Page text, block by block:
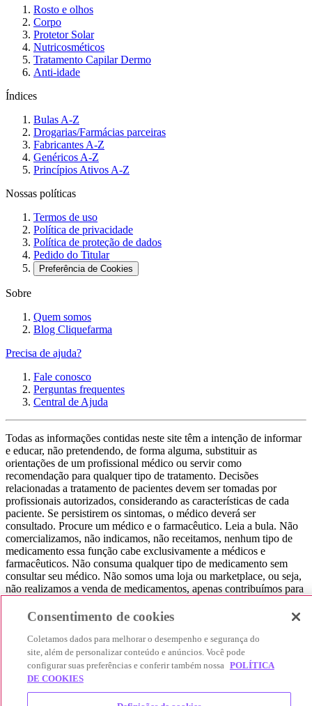
Rosto e olhos
Corpo
Protetor Solar
Nutricosméticos
Tratamento Capilar Dermo
Anti-idade
Índices
Bulas A-Z
Drogarias/Farmácias parceiras
Fabricantes A-Z
Genéricos A-Z
Princípios Ativos A-Z
Nossas políticas
Termos de uso
Política de privacidade
Política de proteção de dados
Pedido do Titular
Preferência de Cookies
Sobre
Quem somos
Blog Cliquefarma
Precisa de ajuda?
Fale conosco
Perguntas frequentes
Central de Ajuda
Todas as informações contidas neste site têm a intenção de informar
e educar, não pretendendo, de forma alguma, substituir as
orientações de um profissional médico ou servir como
recomendação para qualquer tipo de tratamento. Decisões
relacionadas a tratamento de pacientes devem ser tomadas por
profissionais autorizados, considerando as características de cada
paciente. Se persistirem os sintomas, o médico deverá ser
consultado. Procure um médico e o farmacêutico. Leia a bula. Não
comercializamos, não indicamos, não receitamos, nenhum tipo de
medicamento essa função cabe exclusivamente a médicos e
farmacêuticos. Não consuma qualquer tipo de medicamento sem
consultar seu médico. Não somos uma loja ou marketplace, ou seja,
não realizamos a venda de medicamentos, apenas contribuímos para
produtos farmacêuticos. Contribuímos e damos auxílio para que sua
acontece nos sites das nossas lojas parceiras.
© 2025 Afya Participações S.A. - todos os direitos reservados.
Alameda Lorena, 269 - Jardim Paulista - São Paulo / SP - CEP.:
Consentimento de cookies
Coletamos dados para melhorar o desempenho e segurança do
site, além de personalizar conteúdo e anúncios. Você pode
configurar suas preferências e conferir também nossa POLÍTICA
DE COOKIES